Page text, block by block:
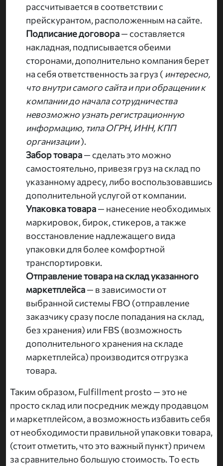
рассчитывается в соответствии с
прейскурантом, расположенным на сайте.
Подписание договора— составляется
накладная, подписывается обеими
сторонами, дополнительно компания берет
на себя ответственность за груз ( интересно,
что внутри самого сайта и при обращении к
компании до начала сотрудничества
невозможно узнать регистрационную
информацию, типа ОГРН, ИНН, КПП
организации).
Забор товара— сделать это можно
самостоятельно, привезя груз на склад по
указанному адресу, либо воспользовавшись
дополнительной услугой от компании.
Упаковка товара— нанесение необходимых
маркировок, бирок, стикеров, а также
восстановление надлежащего вида
упаковки для более комфортной
транспортировки.
Отправление товара на склад указанного
маркетплейса— в зависимости от
выбранной системы FBO (отправление
заказчику сразу после попадания на склад,
без хранения) или FBS (возможность
дополнительного хранения на складе
маркетплейса) производится отгрузка
товара.
Таким образом, Fulfillment prosto — это не
просто склад или посредник между продавцом
и маркетплейсом, а возможность избавить себя
от необходимости правильной упаковки товара,
(стоит отметить, что это важный пункт) причем
за сравнительно большую стоимость. То есть